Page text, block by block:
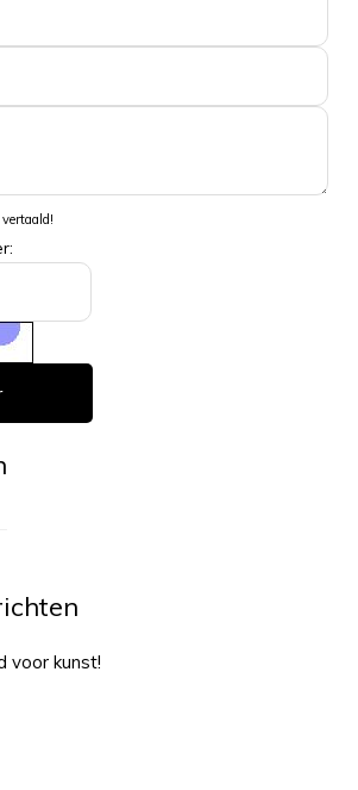
voor kunst!